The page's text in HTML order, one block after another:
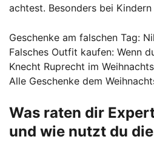
achtest. Besonders bei
Geschenke am falschen Tag:
Falsches Outfit kaufen: Wenn
Knecht Ruprecht im
Alle Geschenke dem
Was raten dir
und wie nutzt du